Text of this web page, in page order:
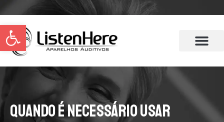
Abrir a barra de ferramentas
Quando É Necessário Usar